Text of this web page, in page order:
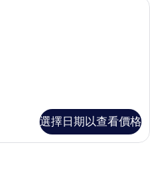
選擇日期以查看價格